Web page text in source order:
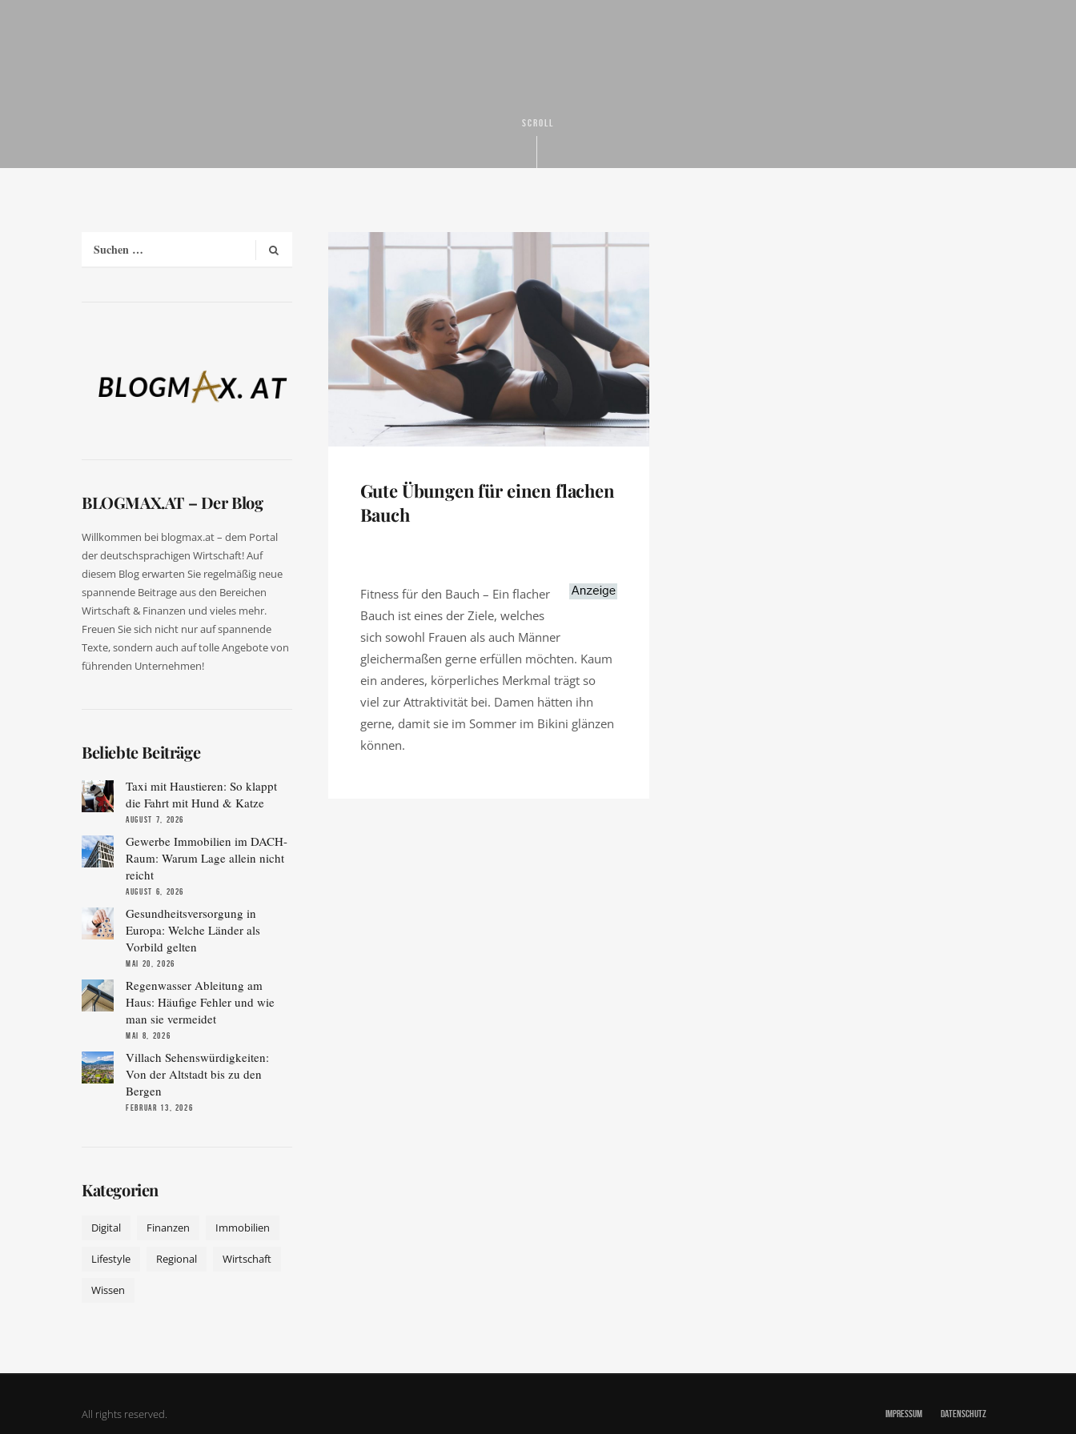
SCROLL
BLOGMAX.AT – Der Blog
Willkommen bei blogmax.at – dem Portal
der deutschsprachigen Wirtschaft! Auf
diesem Blog erwarten Sie regelmäßig neue
spannende Beitrage aus den Bereichen
Wirtschaft & Finanzen und vieles mehr.
Freuen Sie sich nicht nur auf spannende
Texte, sondern auch auf tolle Angebote von
führenden Unternehmen!
Beliebte Beiträge
Taxi mit Haustieren: So klappt
die Fahrt mit Hund & Katze
AUGUST 7, 2026
Gewerbe Immobilien im DACH-
Raum: Warum Lage allein nicht
reicht
AUGUST 6, 2026
Gesundheitsversorgung in
Europa: Welche Länder als
Vorbild gelten
MAI 20, 2026
Regenwasser Ableitung am
Haus: Häufige Fehler und wie
man sie vermeidet
MAI 8, 2026
Villach Sehenswürdigkeiten:
Von der Altstadt bis zu den
Bergen
FEBRUAR 13, 2026
Kategorien
Digital Finanzen Immobilien
Lifestyle Regional Wirtschaft
Wissen
Gute Übungen für einen flachen
Bauch
Fitness für den Bauch – Ein flacher
Bauch ist eines der Ziele, welches
sich sowohl Frauen als auch Männer
gleichermaßen gerne erfüllen möchten. Kaum
ein anderes, körperliches Merkmal trägt so
viel zur Attraktivität bei. Damen hätten ihn
gerne, damit sie im Sommer im Bikini glänzen
können.
All rights reserved. IMPRESSUM DATENSCHUTZ